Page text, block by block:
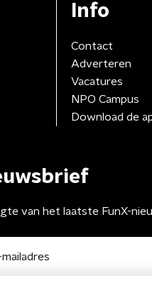
Info
Contact
Adverteren
Vacatures
NPO Campus
Download de
van het laatste FunX-